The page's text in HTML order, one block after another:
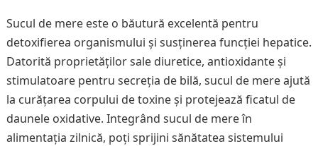
Sucul de mere este o băutură excelentă pentru
detoxifierea organismului și susținerea funcției hepatice.
Datorită proprietăților sale diuretice, antioxidante și
stimulatoare pentru secreția de bilă, sucul de mere ajută
la curățarea corpului de toxine și protejează ficatul de
daunele oxidative. Integrând sucul de mere în
alimentația zilnică, poți sprijini sănătatea sistemului